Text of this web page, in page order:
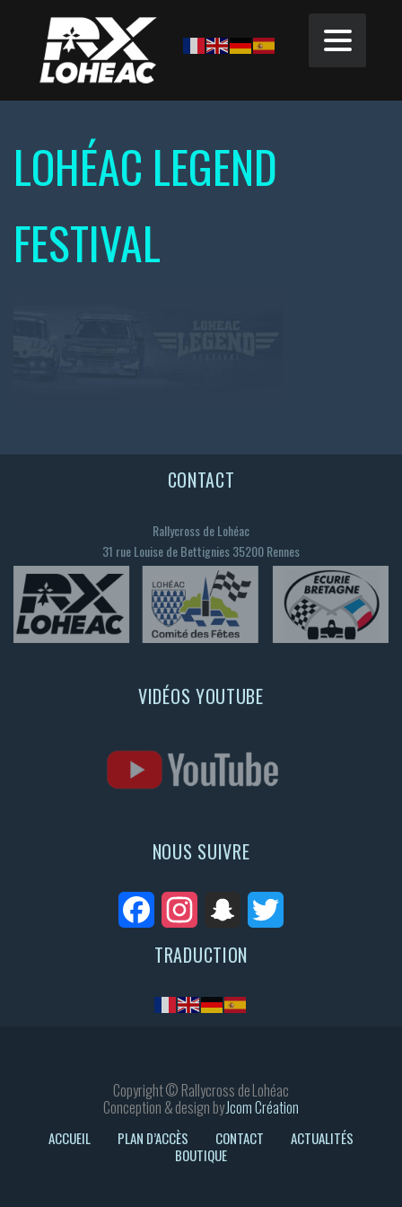
LOHÉAC LEGEND
FESTIVAL
CONTACT
Rallycross de Lohéac
31 rue Louise de Bettignies 35200 Rennes
VIDÉOS YOUTUBE
NOUS SUIVRE
FacebookInstagramSnapchat
TRADUCTION
Copyright © Rallycross de Lohéac
Conception & design byJcom Création
ACCUEIL PLAN D’ACCÈS CONTACT
ACTUALITÉS
BOUTIQUE